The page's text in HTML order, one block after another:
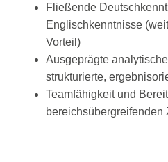
Fließende
Englischkenntnisse
Vorteil)
Ausgeprägte
strukturierte,
Teamfähigkeit und
bereichsübergreifenden